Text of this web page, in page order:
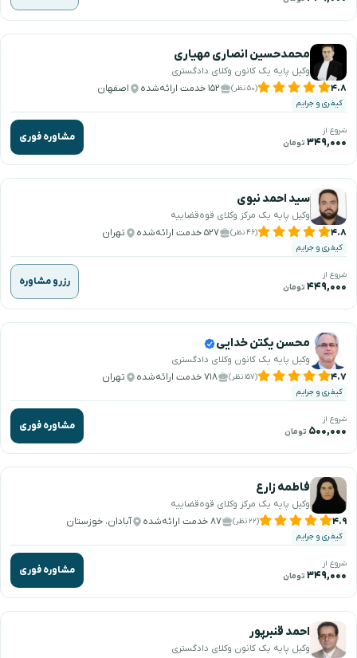
محمدحسین انصاری مهیاری
وکیل پایه یک کانون وکلای دادگستری
۴.۸ (۵۰ نظر) ۱۵۲ خدمت ارائه‌شده اصفهان
کیفری و جرایم
شروع از
۳۴۹,۰۰۰ تومان مشاوره فوری
سید احمد نبوی
وکیل پایه یک مرکز وکلای قوه‌قضاییه
۴.۸ (۴۶ نظر) ۵۲۷ خدمت ارائه‌شده تهران
کیفری و جرایم
شروع از
۴۴۹,۰۰۰ تومان رزرو مشاوره
محسن یکتن خدایی
وکیل پایه یک کانون وکلای دادگستری
۴.۷ (۱۵۷ نظر) ۷۱۸ خدمت ارائه‌شده تهران
کیفری و جرایم
شروع از
۵۰۰,۰۰۰ تومان مشاوره فوری
فاطمه زارع
وکیل پایه یک مرکز وکلای قوه‌قضاییه
۴.۹ (۲۲ نظر) ۸۷ خدمت ارائه‌شده آبادان، خوزستان
کیفری و جرایم
شروع از
۳۴۹,۰۰۰ تومان مشاوره فوری
احمد قنبرپور
وکیل پایه یک کانون وکلای دادگستری